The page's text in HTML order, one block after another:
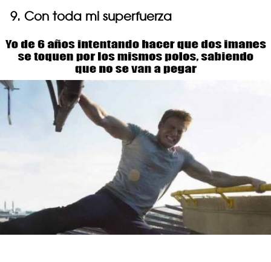
9. Con toda mi superfuerza